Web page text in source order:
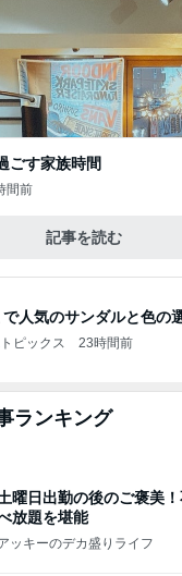
ごす家族時間
間前
記事を読む
で人気のサンダルと色の
ピックス 23時間前
ランキング
曜日出勤の後のご褒美
放題を堪能
ッキーのデカ盛りライフ